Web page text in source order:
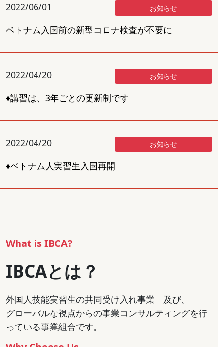
2022/06/01 お知らせ
ベトナム入国前の新型コロナ検査が不要に
2022/04/20 お知らせ
♦講習は、3年ごとの更新制です
2022/04/20 お知らせ
♦ベトナム人実習生入国再開
What is IBCA?
IBCAとは？
外国人技能実習生の共同受け入れ事業 及び、
グローバルな視点からの事業コンサルティングを行
っている事業組合です。